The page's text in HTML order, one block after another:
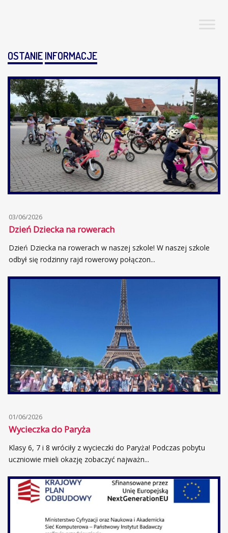
OSTANIEINFORMACJE
03/06/2026
Dzień Dziecka na rowerach
Dzień Dziecka na rowerach w naszej szkole! W naszej szkole
odbył się rodzinny rajd rowerowy połączon...
01/06/2026
Wycieczka do Paryża
Klasy 6, 7 i 8 wróciły z wycieczki do Paryża! Podczas pobytu
uczniowie mieli okazję zobaczyć najważn...